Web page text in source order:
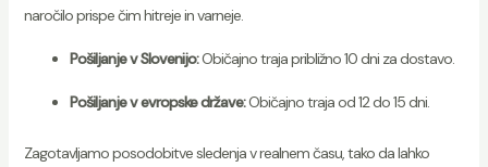
naročilo prispe čim hitreje in varneje.
Pošiljanje v Slovenijo:Običajno traja približno 10 dni za dostavo.
Pošiljanje v evropske države:Običajno traja od 12 do 15 dni.
Zagotavljamo posodobitve sledenja v realnem času, tako da lahko